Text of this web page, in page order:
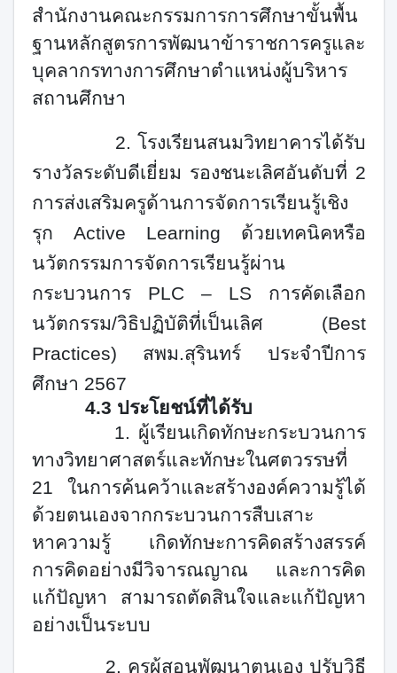
สำนักงานคณะกรรมการการศึกษาขั้นพื้น
ฐานหลักสูตรการพัฒนาข้าราชการครูและ
บุคลากรทางการศึกษาตำแหน่งผู้บริหาร
สถานศึกษา
2. โรงเรียนสนมวิทยาคารได้รับ
รางวัลระดับดีเยี่ยม รองชนะเลิศอันดับที่ 2
การส่งเสริมครูด้านการจัดการเรียนรู้เชิง
รุก Active Learning ด้วยเทคนิคหรือ
นวัตกรรมการจัดการเรียนรู้ผ่าน
กระบวนการ PLC – LS การคัดเลือก
นวัตกรรม/วิธิปฏิบัติที่เป็นเลิศ (Best
Practices) สพม.สุรินทร์ ประจำปีการ
ศึกษา 2567
4.3 ประโยชน์ที่ได้รับ
1. ผู้เรียนเกิดทักษะกระบวนการ
ทางวิทยาศาสตร์และทักษะในศตวรรษที่
21 ในการค้นคว้าและสร้างองค์ความรู้ได้
ด้วยตนเองจากกระบวนการสืบเสาะ
หาความรู้ เกิดทักษะการคิดสร้างสรรค์
การคิดอย่างมีวิจารณญาณ และการคิด
แก้ปัญหา สามารถตัดสินใจและแก้ปัญหา
อย่างเป็นระบบ
2. ครูผู้สอนพัฒนาตนเอง ปรับวิธี